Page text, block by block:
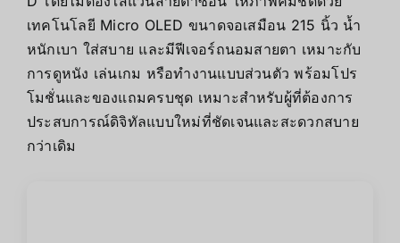
เทคโนโลยี Micro OLED ขนาดจอเสมือน 215 นิ้ว น้ำ
หนักเบา ใส่สบาย และมีฟีเจอร์ถนอมสายตา เหมาะกับ
การดูหนัง เล่นเกม หรือทำงานแบบส่วนตัว พร้อมโปร
โมชั่นและของแถมครบชุด เหมาะสำหรับผู้ที่ต้องการ
ประสบการณ์ดิจิทัลแบบใหม่ที่ชัดเจนและสะดวกสบาย
กว่าเดิม